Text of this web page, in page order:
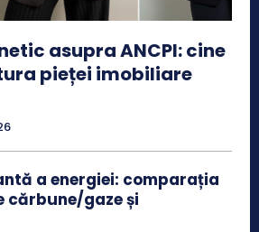
asupra ANCPI: cine
pieței imobiliare
a energiei: comparația
cărbune/gaze și